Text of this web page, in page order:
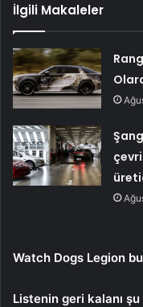
İlgili Makaleler
Watch Dogs Legion
Listenin geri kalanı